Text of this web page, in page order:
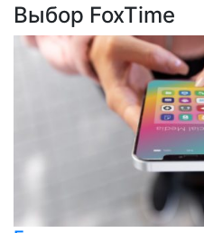
Выбор FoxTime